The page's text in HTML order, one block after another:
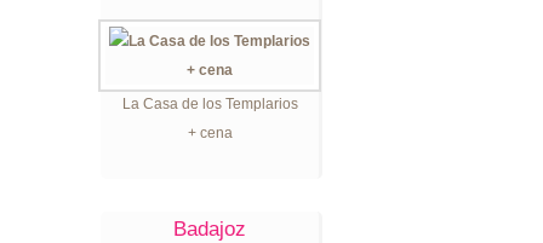
La Casa de los Templarios
+ cena
Badajoz